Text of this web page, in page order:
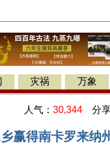
灾祸 万象
人气： 30,344 分享
赢得南卡罗来纳